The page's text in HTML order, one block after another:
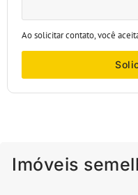
Ao solicitar contato, você
Imóveis